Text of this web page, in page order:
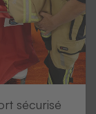
sécurisé